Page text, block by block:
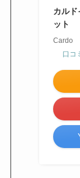
カル
ット
Cardo
口コ